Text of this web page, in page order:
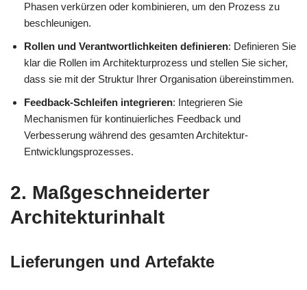
Phasen verkürzen oder kombinieren, um den Prozess zu
beschleunigen.
Rollen und Verantwortlichkeiten definieren: Definieren Sie
klar die Rollen im Architekturprozess und stellen Sie sicher,
dass sie mit der Struktur Ihrer Organisation übereinstimmen.
Feedback-Schleifen integrieren: Integrieren Sie
Mechanismen für kontinuierliches Feedback und
Verbesserung während des gesamten Architektur-
Entwicklungsprozesses.
2. Maßgeschneiderter
Architekturinhalt
Lieferungen und Artefakte